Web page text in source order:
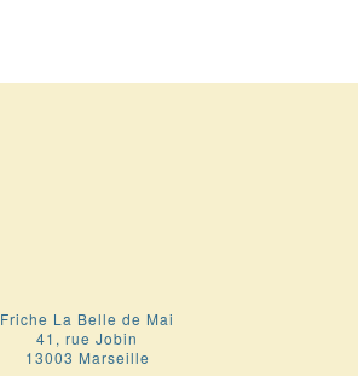
Friche La Belle de Mai
41, rue Jobin
13003 Marseille